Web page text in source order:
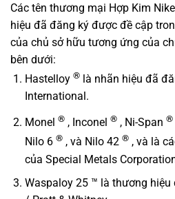
Các tên thương mại Hợp Kim
hiệu đã đăng ký được đề cập
của chủ sở hữu tương ứng của
bên dưới:
Hastelloy ®là nhãn hiệu đã
International.
Monel ®, Inconel ®, Ni-Span ®
Nilo 6 ®, và Nilo 42 ®, và là
của Special Metals
Waspaloy 25 ™ là thương hiệu